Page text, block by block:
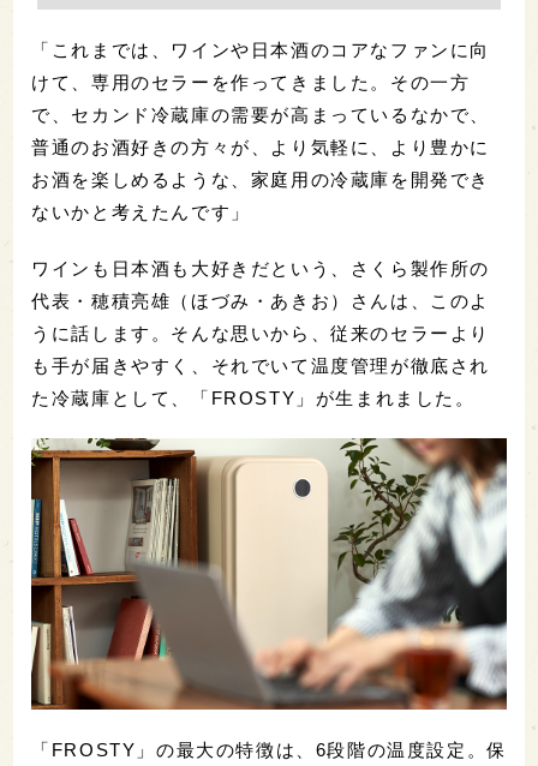
「これまでは、ワインや日本酒のコアなファンに向
けて、専用のセラーを作ってきました。その一方
で、セカンド冷蔵庫の需要が高まっているなかで、
普通のお酒好きの方々が、より気軽に、より豊かに
お酒を楽しめるような、家庭用の冷蔵庫を開発でき
ないかと考えたんです」
ワインも日本酒も大好きだという、さくら製作所の
代表・穂積亮雄（ほづみ・あきお）さんは、このよ
うに話します。そんな思いから、従来のセラーより
も手が届きやすく、それでいて温度管理が徹底され
た冷蔵庫として、「FROSTY」が生まれました。
「FROSTY」の最大の特徴は、6段階の温度設定。保